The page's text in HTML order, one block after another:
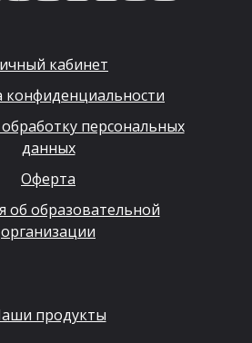
кабинет
конфиденциальности
персональных
данных
Оферта
об образовательной
организации
продукты